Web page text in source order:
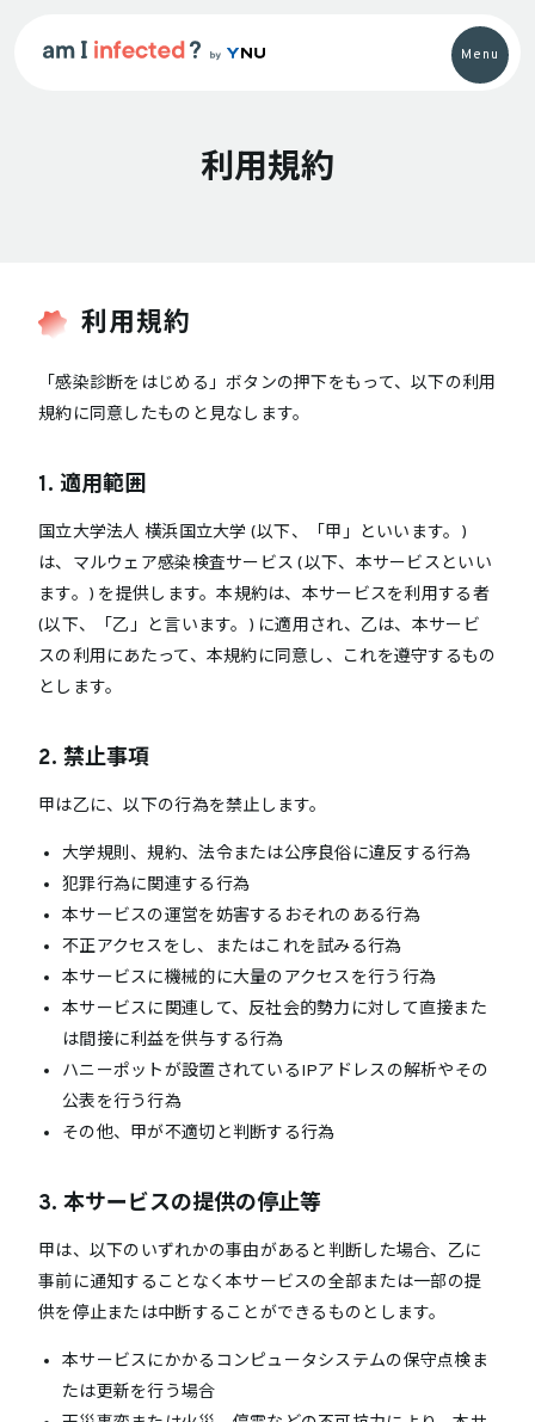
Menu
利用規約
利用規約
「感染診断をはじめる」ボタンの押下をもって、以下の利用
規約に同意したものと見なします。
1. 適用範囲
国立大学法人 横浜国立大学 (以下、「甲」といいます。)
は、マルウェア感染検査サービス (以下、本サービスといい
ます。) を提供します。本規約は、本サービスを利用する者
(以下、「乙」と言います。) に適用され、乙は、本サービ
スの利用にあたって、本規約に同意し、これを遵守するもの
とします。
2. 禁止事項
甲は乙に、以下の行為を禁止します。
大学規則、規約、法令または公序良俗に違反する行為
犯罪行為に関連する行為
本サービスの運営を妨害するおそれのある行為
不正アクセスをし、またはこれを試みる行為
本サービスに機械的に大量のアクセスを行う行為
本サービスに関連して、反社会的勢力に対して直接また
は間接に利益を供与する行為
ハニーポットが設置されているIPアドレスの解析やその
公表を行う行為
その他、甲が不適切と判断する行為
3. 本サービスの提供の停止等
甲は、以下のいずれかの事由があると判断した場合、乙に
事前に通知することなく本サービスの全部または一部の提
供を停止または中断することができるものとします。
本サービスにかかるコンピュータシステムの保守点検ま
たは更新を行う場合